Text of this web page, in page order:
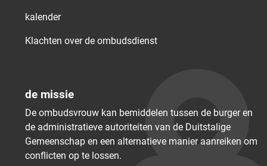
kalender
Klachten over de ombudsdienst
de missie
De ombudsvrouw kan bemiddelen tussen de burger en
de administratieve autoriteiten van de Duitstalige
Gemeenschap en een alternatieve manier aanreiken om
conflicten op te lossen.